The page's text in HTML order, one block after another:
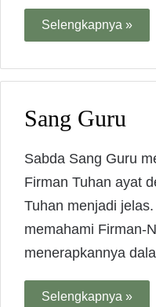
Selengkapnya »
Sang Guru
Sabda Sang Guru
Firman Tuhan ayat
Tuhan menjadi
memahami Firman-
menerapkannya
Selengkapnya »